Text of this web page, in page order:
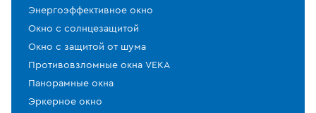
Энергоэффективное окно
Окно с солнцезащитой
Окно с защитой от шума
Противовзломные окна VEKA
Панорамные окна
Эркерное окно